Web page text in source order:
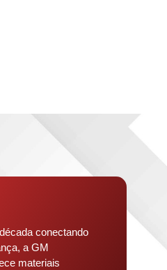
conectando
a GM
materiais